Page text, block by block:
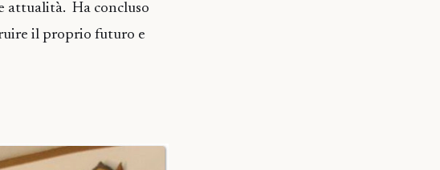
attualità. Ha concluso
il proprio futuro e